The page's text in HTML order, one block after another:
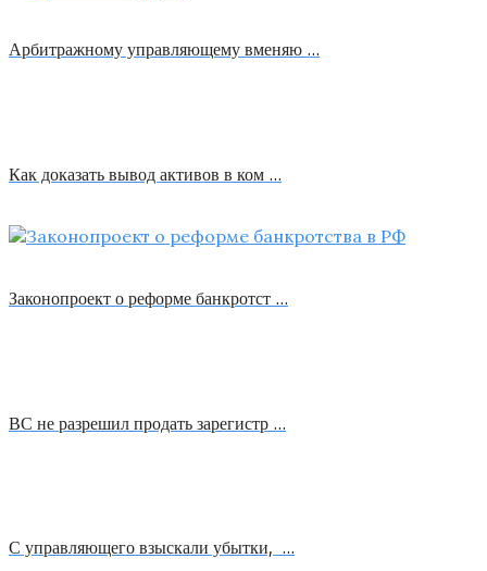
Арбитражному управляющему вменяю …
Как доказать вывод активов в ком …
Законопроект о реформе банкротст …
ВС не разрешил продать зарегистр …
С управляющего взыскали убытки, …